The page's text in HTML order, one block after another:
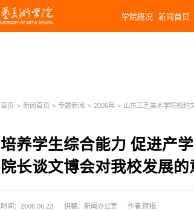
学院概况 新闻首页
首页 > 新闻首页 > 专题新闻 > 2006年 > 山东工艺美术学院相约
培养学生综合能力 促进产
院长谈文博会对我校发展的
时间：2006.06.23 供稿：新闻办公室 作者:院报